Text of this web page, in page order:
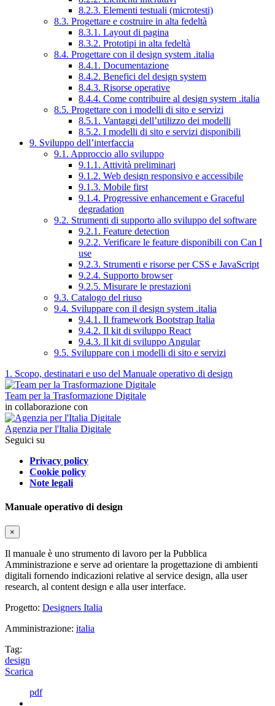
8.2.3. Elementi testuali (microtesti)
8.3. Progettare e costruire in alta fedeltà
8.3.1. Layout di pagina
8.3.2. Prototipi in alta fedeltà
8.4. Progettare con il design system .italia
8.4.1. Documentazione
8.4.2. Benefici del design system
8.4.3. Risorse operative
8.4.4. Come contribuire al design system .italia
8.5. Progettare con i modelli di sito e servizi
8.5.1. Vantaggi dell’utilizzo dei modelli
8.5.2. I modelli di sito e servizi disponibili
9. Sviluppo dell’interfaccia
9.1. Approccio allo sviluppo
9.1.1. Attività preliminari
9.1.2. Web design responsivo e accessibile
9.1.3. Mobile first
9.1.4. Progressive enhancement e Graceful
degradation
9.2. Strumenti di supporto allo sviluppo del software
9.2.1. Feature detection
9.2.2. Verificare le feature disponibili con Can I
use
9.2.3. Strumenti e risorse per CSS e JavaScript
9.2.4. Supporto browser
9.2.5. Misurare le prestazioni
9.3. Catalogo del riuso
9.4. Sviluppare con il design system .italia
9.4.1. Il framework Bootstrap Italia
9.4.2. Il kit di sviluppo React
9.4.3. Il kit di sviluppo Angular
9.5. Sviluppare con i modelli di sito e servizi
1. Scopo, destinatari e uso del Manuale operativo di design
Team per la Trasformazione Digitale
in collaborazione con
Agenzia per l'Italia Digitale
Seguici su
Privacy policy
Cookie policy
Note legali
Manuale operativo di design
×
Il manuale è uno strumento di lavoro per la Pubblica
Amministrazione e serve ad orientare la progettazione di ambienti
digitali fornendo indicazioni relative al service design, alla user
research, al content design e alla user interface.
Progetto: Designers Italia
Amministrazione: italia
Tag:
design
Scarica
pdf